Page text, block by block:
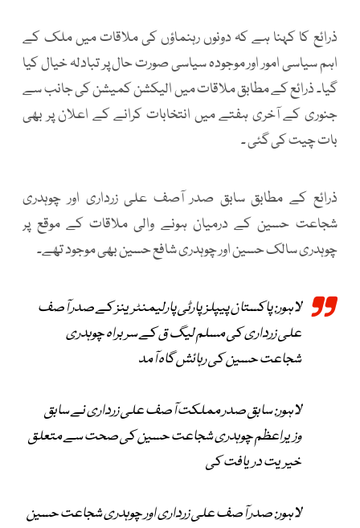
ذرائع کا کہنا ہے کہ دونوں رہنماؤں کی ملاقات میں ملک کے
اہم سیاسی امور اور موجودہ سیاسی صورت حال پر تبادلہ خیال کیا
گیا۔ ذرائع کے مطابق ملاقات میں الیکشن کمیشن کی جانب سے
جنوری کے آخری ہفتے میں انتخابات کرانے کے اعلان پر بھی
بات چیت کی گئی ۔
ذرائع کے مطابق سابق صدر آصف علی زرداری اور چوہدری
شجاعت حسین کے درمیان ہونے والی ملاقات کے موقع پر
چوہدری سالک حسین اور چوہدری شافع حسین بھی موجود تھے۔
لاہور: پاکستان پیپلزپارٹی پارلیمنٹرینز کے صدر آصف
علی زرداری کی مسلم لیگ ق کے سربراہ چوہدری
شجاعت حسین کی رہائش گاہ آمد
لاہور: سابق صدر مملکت آصف علی زرداری نے سابق
وزیراعظم چوہدری شجاعت حسین کی صحت سے متعلق
خیریت دریافت کی
لاہور: صدر آصف علی زرداری اور چوہدری شجاعت حسین